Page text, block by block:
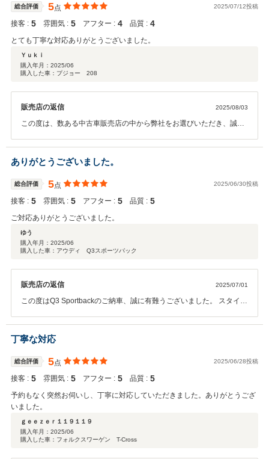
総合評価 5点 2025/07/12投稿
接客 : 5 雰囲気 : 5 アフター : 4 品質 : 4
とても丁寧な対応ありがとうございました。
Ｙｕｋｉ
購入年月： 2025/06
購入した車：プジョー 208
販売店の返信 2025/08/03
この度は、数ある中古車販売店の中から弊社をお選びいただき、誠に
さらにご期待に沿えるサービスを目指してスタッフ一同努めてまいり
ます。 また、 今後ともメンテナンス等で末永いお付き合いを賜れます
と幸いです。 この度は本当にありがとうございました
ありがとうございました。
総合評価 5点 2025/06/30投稿
接客 : 5 雰囲気 : 5 アフター : 5 品質 : 5
ご対応ありがとうございました。
ゆう
購入年月： 2025/06
購入した車：アウディ Q3スポーツバック
販売店の返信 2025/07/01
この度はQ3 Sportbackのご納車、誠に有難うございました。 スタイル
ットしてくれると思います。 これからQ3との毎日が、よろ心地よ
く、少し楽しくなるようなものになれば嬉しいです。 何か気になるこ
とがございましたら、いつでもご連絡ください。 今後とも、よろしく
お願い致します。
丁寧な対応
総合評価 5点 2025/06/28投稿
接客 : 5 雰囲気 : 5 アフター : 5 品質 : 5
予約もなく突然お伺いし、丁寧に対応していただきました。ありがとうござ
いました。
ｇｅｅｚｅｒ１１９１１９
購入年月： 2025/06
購入した車：フォルクスワーゲン T-Cross